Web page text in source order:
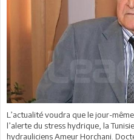
L’actualité voudra que le jour-
l’alerte du stress hydrique, la
hydrauliciens Ameur Horchani.